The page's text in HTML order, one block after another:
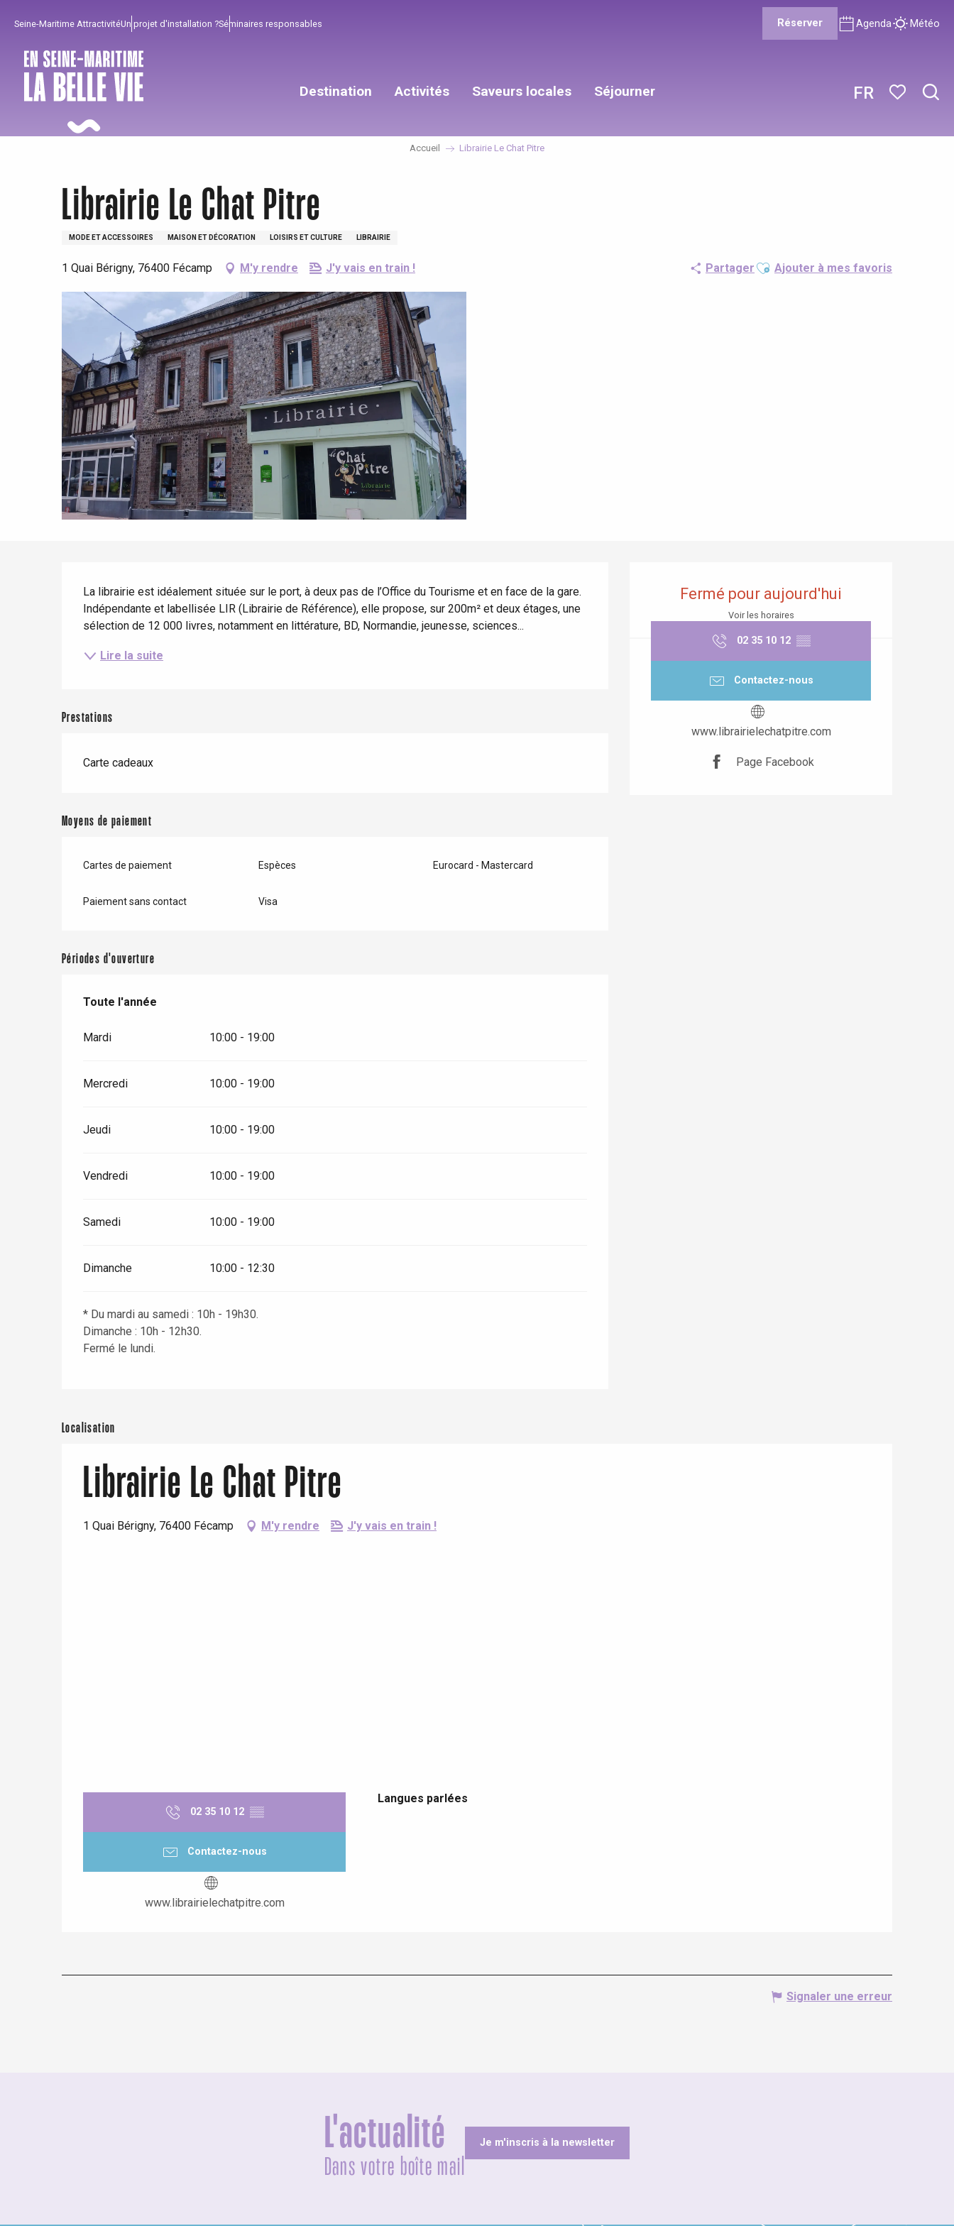
principal
FR
Seine-Maritime AttractivitéUn projet d'installation ?Séminaires responsables Réserver Agenda Météo
Destination
Val-de-Scie
Clères
Dieppe
Activités
Tout l'agenda
Quand il pleut
Avec les enfants
Entre amis
Saveurs locales
Lieux branchés
Meilleurs brunch
Restaurants avec vue
Séjourner
Séjours en bord de
Séjours en train
Séjours à vélo
Accueil Librairie Le Chat Pitre
Librairie Le Chat Pitre
MODE ET ACCESSOIRES MAISON ET DÉCORATION LOISIRS ET CULTURE LIBRAIRIE
1 Quai Bérigny, 76400 Fécamp M'y rendre J'y vais en train ! Partager Ajouter aux favoris
Ajouter à mes favoris
Fermé pour aujourd'hui
Voir les horaires
02 35 10 12 ▒▒
Contactez-nous
www.librairielechatpitre.com
Page Facebook
La librairie est idéalement située sur le port, à deux pas de l’Office du Tourisme et en face de la gare.
Indépendante et labellisée LIR (Librairie de Référence), elle propose, sur 200m² et deux étages, une
sélection de 12 000 livres, notamment en littérature, BD, Normandie, jeunesse, sciences...
Lire la suite
Prestations
Carte cadeaux
Moyens de paiement
Cartes de paiement Espèces Eurocard - Mastercard
Paiement sans contact Visa
Périodes d'ouverture
Toute l'année
Toute l'année
Mardi 10:00 - 19:00
Mercredi 10:00 - 19:00
Jeudi 10:00 - 19:00
Vendredi 10:00 - 19:00
Samedi 10:00 - 19:00
Dimanche 10:00 - 12:30
* Du mardi au samedi : 10h - 19h30.
Dimanche : 10h - 12h30.
Fermé le lundi.
Localisation
Librairie Le Chat Pitre
1 Quai Bérigny, 76400 Fécamp M'y rendre J'y vais en train !
02 35 10 12 ▒▒
Contactez-nous
www.librairielechatpitre.com
Langues parlées
Langues parlées
Signaler une erreur
L'actualité
Dans votre boîte mail
Je m'inscris à la newsletter